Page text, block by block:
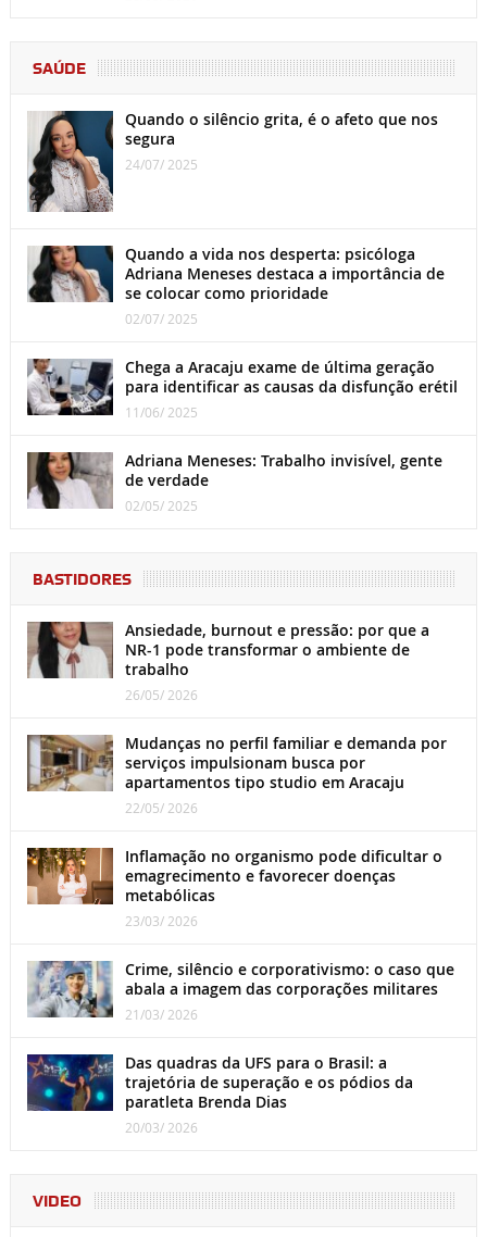
SAÚDE
Quando o silêncio grita, é o afeto que nos
segura
24/07/ 2025
Quando a vida nos desperta: psicóloga
Adriana Meneses destaca a importância de
se colocar como prioridade
02/07/ 2025
Chega a Aracaju exame de última geração
para identificar as causas da disfunção erétil
11/06/ 2025
Adriana Meneses: Trabalho invisível, gente
de verdade
02/05/ 2025
BASTIDORES
Ansiedade, burnout e pressão: por que a
NR-1 pode transformar o ambiente de
trabalho
26/05/ 2026
Mudanças no perfil familiar e demanda por
serviços impulsionam busca por
apartamentos tipo studio em Aracaju
22/05/ 2026
Inflamação no organismo pode dificultar o
emagrecimento e favorecer doenças
metabólicas
23/03/ 2026
Crime, silêncio e corporativismo: o caso que
abala a imagem das corporações militares
21/03/ 2026
Das quadras da UFS para o Brasil: a
trajetória de superação e os pódios da
paratleta Brenda Dias
20/03/ 2026
VIDEO